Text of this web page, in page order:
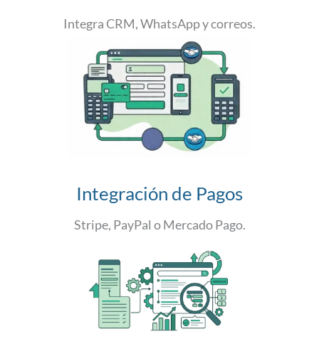
Integra CRM, WhatsApp y correos.
Integración de Pagos
Stripe, PayPal o Mercado Pago.